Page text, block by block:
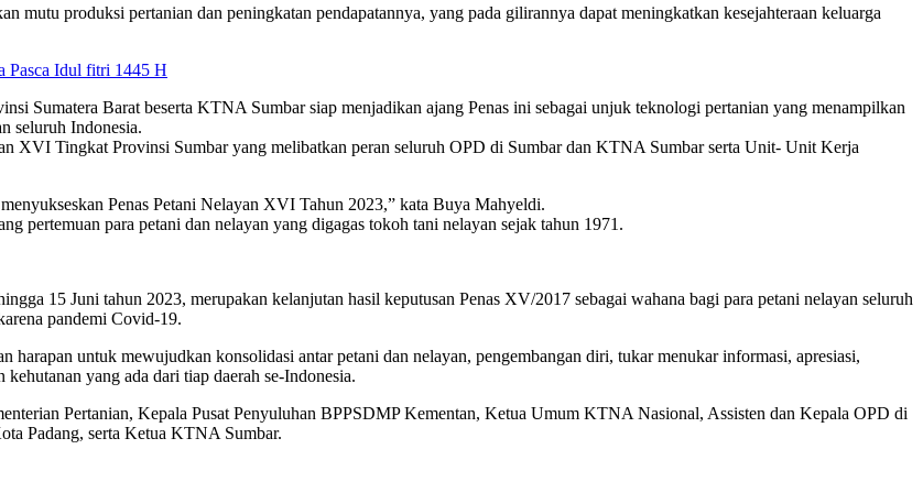
mutu produksi pertanian dan peningkatan pendapatannya, yang pada gilirannya dapat meningkatkan kesejahteraan keluarga
Pasca Idul fitri 1445 H
Sumatera Barat beserta KTNA Sumbar siap menjadikan ajang Penas ini sebagai unjuk teknologi pertanian yang menampilkan
seluruh Indonesia.
XVI Tingkat Provinsi Sumbar yang melibatkan peran seluruh OPD di Sumbar dan KTNA Sumbar serta Unit- Unit Kerja
Penas Petani Nelayan XVI Tahun 2023,” kata Buya Mahyeldi.
pertemuan para petani dan nelayan yang digagas tokoh tani nelayan sejak tahun 1971.
15 Juni tahun 2023, merupakan kelanjutan hasil keputusan Penas XV/2017 sebagai wahana bagi para petani nelayan seluruh
pandemi Covid-19.
harapan untuk mewujudkan konsolidasi antar petani dan nelayan, pengembangan diri, tukar menukar informasi, apresiasi,
yang ada dari tiap daerah se-Indonesia.
Pertanian, Kepala Pusat Penyuluhan BPPSDMP Kementan, Ketua Umum KTNA Nasional, Assisten dan Kepala OPD di
Padang, serta Ketua KTNA Sumbar.